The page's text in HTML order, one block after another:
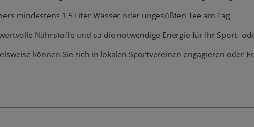
mindestens 1,5 Liter Wasser oder ungesüßten Tee am Tag.
Nährstoffe und so die notwendige Energie für Ihr Sport-
können Sie sich in lokalen Sportvereinen engagieren oder